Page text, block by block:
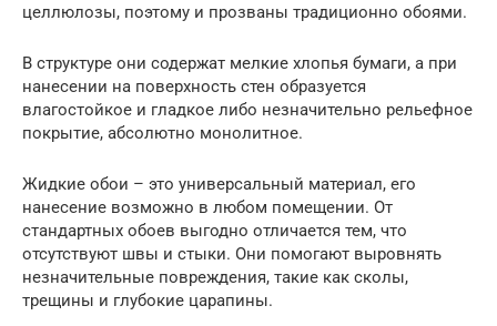
целлюлозы, поэтому и прозваны традиционно обоями.
В структуре они содержат мелкие хлопья бумаги, а при
нанесении на поверхность стен образуется
влагостойкое и гладкое либо незначительно рельефное
покрытие, абсолютно монолитное.
Жидкие обои – это универсальный материал, его
нанесение возможно в любом помещении. От
стандартных обоев выгодно отличается тем, что
отсутствуют швы и стыки. Они помогают выровнять
незначительные повреждения, такие как сколы,
трещины и глубокие царапины.